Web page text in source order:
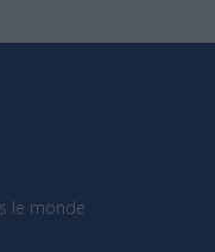
le monde